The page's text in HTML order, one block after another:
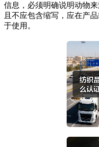
信息，必须明确说明动物
且不应包含缩写，应在产
于使用。